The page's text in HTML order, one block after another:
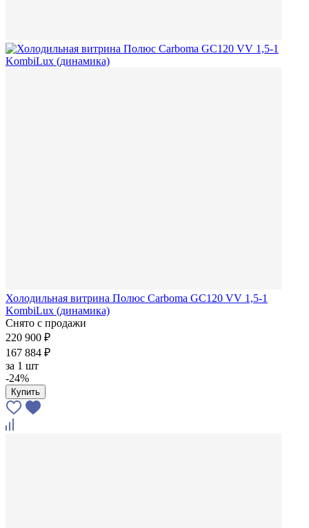
Холодильная витрина Полюс Carboma GC120 VV 1,5-1
KombiLux (динамика)
Снято с продажи
220 900 ₽
167 884 ₽
за 1 шт
-24%
Купить